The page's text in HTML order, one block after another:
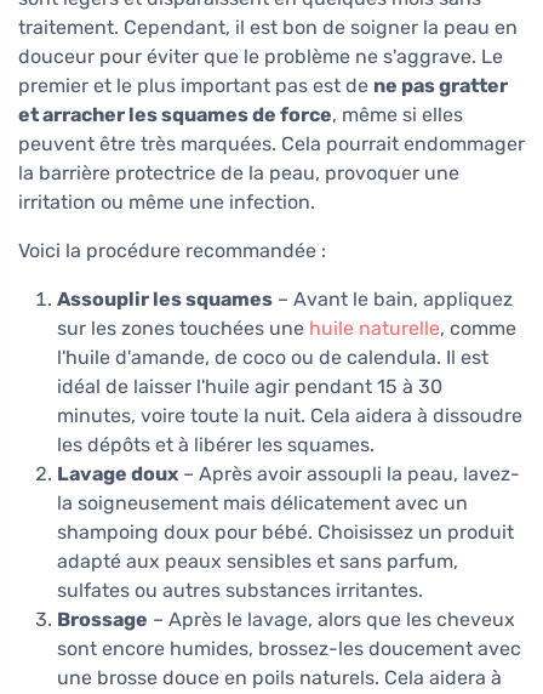
traitement. Cependant, il est bon de soigner la peau en
douceur pour éviter que le problème ne s'aggrave. Le
premier et le plus important pas est de ne pas gratter
et arracher les squames de force, même si elles
peuvent être très marquées. Cela pourrait endommager
la barrière protectrice de la peau, provoquer une
irritation ou même une infection.
Voici la procédure recommandée :
Assouplir les squames – Avant le bain, appliquez
sur les zones touchées une huile naturelle, comme
l'huile d'amande, de coco ou de calendula. Il est
idéal de laisser l'huile agir pendant 15 à 30
minutes, voire toute la nuit. Cela aidera à dissoudre
les dépôts et à libérer les squames.
Lavage doux – Après avoir assoupli la peau, lavez-
la soigneusement mais délicatement avec un
shampoing doux pour bébé. Choisissez un produit
adapté aux peaux sensibles et sans parfum,
sulfates ou autres substances irritantes.
Brossage – Après le lavage, alors que les cheveux
sont encore humides, brossez-les doucement avec
une brosse douce en poils naturels. Cela aidera à